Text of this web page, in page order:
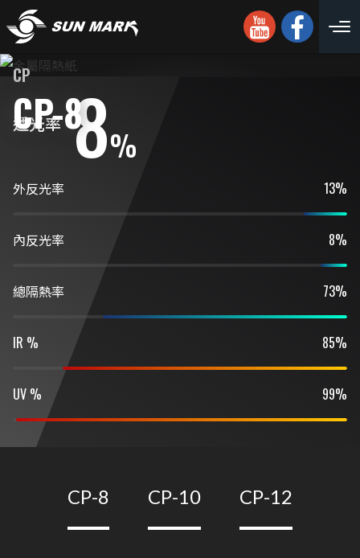
CP
CP-8
IR % 85%
UV % 99%
外反光率 13%
內反光率 8%
總隔熱率 73%
透光率 8%
CP-8 CP-10 CP-12